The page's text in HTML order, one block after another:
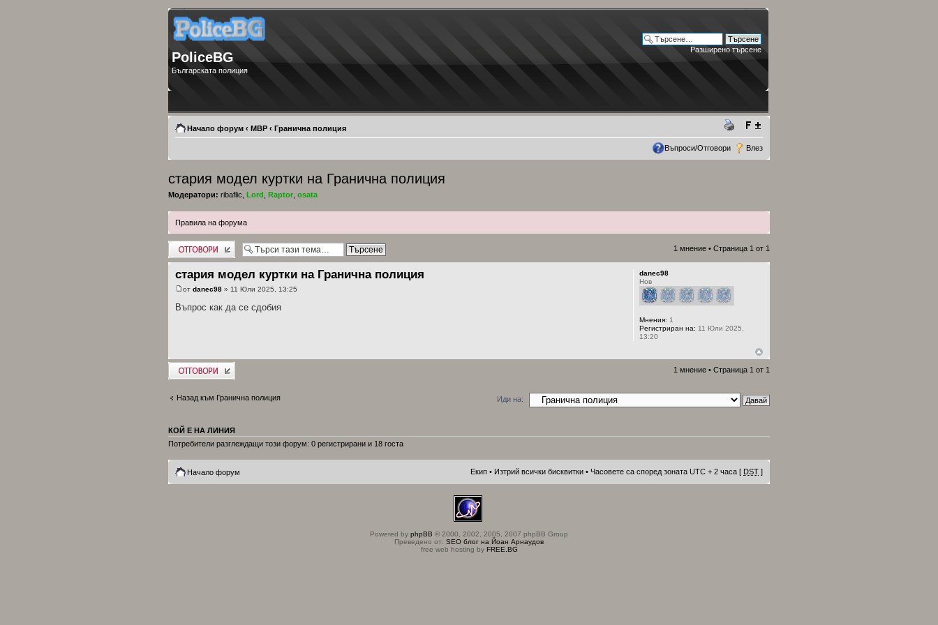
PoliceBG
Българската полиция
Разширено търсене
Начало форум ‹ МВР ‹ Гранична полиция
Въпроси/Отговори Влез
стария модел куртки на Гранична полиция
Модератори: ribaflic Lord Raptor osata
Правила на форума
Добави отговор 1 мнение • Страница 1 от 1
стария модел куртки на Гранична полиция
от danec98 » 11 Юли 2025, 13:25
Въпрос как да се сдобия
danec98
Нов
Мнения: 1
Регистриран на: 11 Юли 2025,
13:20
Добави отговор 1 мнение • Страница 1 от 1
Назад към Гранична полиция Иди на:
КОЙ Е НА ЛИНИЯ
Потребители разглеждащи този форум: 0 регистрирани и 18 госта
Начало форум Екип • Изтрий всички бисквитки • Часовете са според зоната UTC + 2 часа [ DST ]
Powered by phpBB © 2000, 2002, 2005, 2007 phpBB Group
Преведено от: SEO блог на Йоан Арнаудов
free web hosting by FREE.BG